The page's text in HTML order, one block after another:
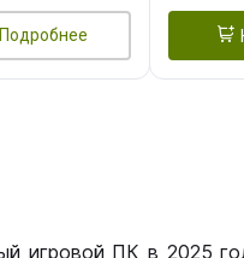
Подробнее
игровой ПК в 2025